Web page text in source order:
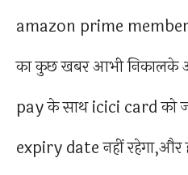
amazon prime
का कुछ खबर आभी
pay के साथ icici card को
expiry date नहीं